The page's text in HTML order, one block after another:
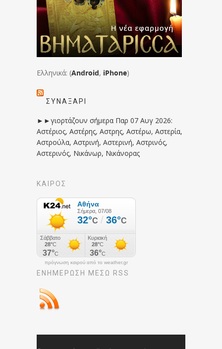
Ελληνικά: (Android, iPhone)
ΣΥΝΑΞΆΡΙ
►►γιορτάζουν σήμερα Παρ 07 Αυγ 2026:
Αστέριος, Αστέρης, Αστρης, Αστέρω, Αστερία,
Αστρούλα, Αστρινή, Αστερινή, Αστρινός,
Αστερινός, Νικάνωρ, Νικάνορας
ΚΑΙΡΟΣ
πρόγνωση καιρού από το weather.gr
ΕΝΗΜΈΡΩΣΉ ΜΕΣΩ RSS